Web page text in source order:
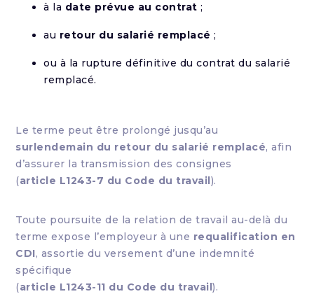
à la date prévue au contrat ;
au retour du salarié remplacé ;
ou à la rupture définitive du contrat du salarié
remplacé.
Le terme peut être prolongé jusqu’au
surlendemain du retour du salarié remplacé, afin
d’assurer la transmission des consignes
(article L1243-7 du Code du travail).
Toute poursuite de la relation de travail au-delà du
terme expose l’employeur à une requalification en
CDI, assortie du versement d’une indemnité
spécifique
(article L1243-11 du Code du travail).